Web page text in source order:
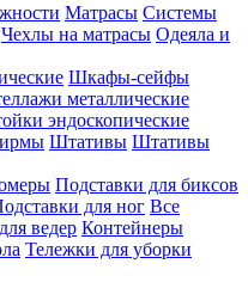
Матрасы Системы
Чехлы на матрасы Одеяла и
Шкафы-сейфы
металлические
эндоскопические
Штативы Штативы
Подставки для биксов
для ног Все
ведер Контейнеры
Тележки для уборки